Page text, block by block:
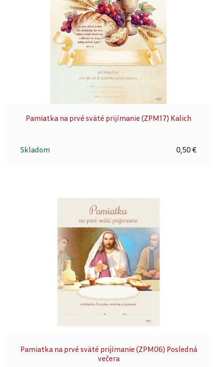
Pamiatka na prvé sväté prijímanie (ZPM17) Kalich
Skladom 0,50 €
Pamiatka na prvé sväté prijímanie (ZPM06) Posledná
večera